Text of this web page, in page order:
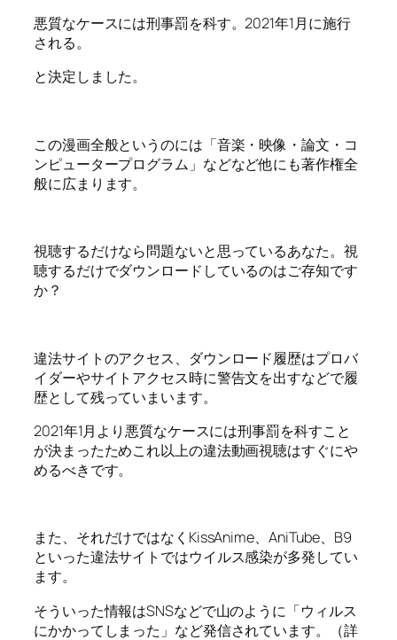
悪質なケースには刑事罰を科す。2021年1月に施行
される。
と決定しました。
この漫画全般というのには「音楽・映像・論文・コ
ンピュータープログラム」などなど他にも著作権全
般に広まります。
視聴するだけなら問題ないと思っているあなた。 視
聴するだけでダウンロードしているのはご存知です
か？
違法サイトのアクセス、ダウンロード履歴はプロバ
イダーやサイトアクセス時に警告文を出すなどで履
歴として残っていまいます。
2021年1月より悪質なケースには刑事罰を科すこと
が決まったためこれ以上の違法動画視聴はすぐにや
めるべきです。
また、それだけではなくKissAnime、AniTube、B9
といった違法サイトではウイルス感染が多発してい
ます。
そういった情報はSNSなどで山のように「ウィルス
にかかってしまった」など発信されています。（詳